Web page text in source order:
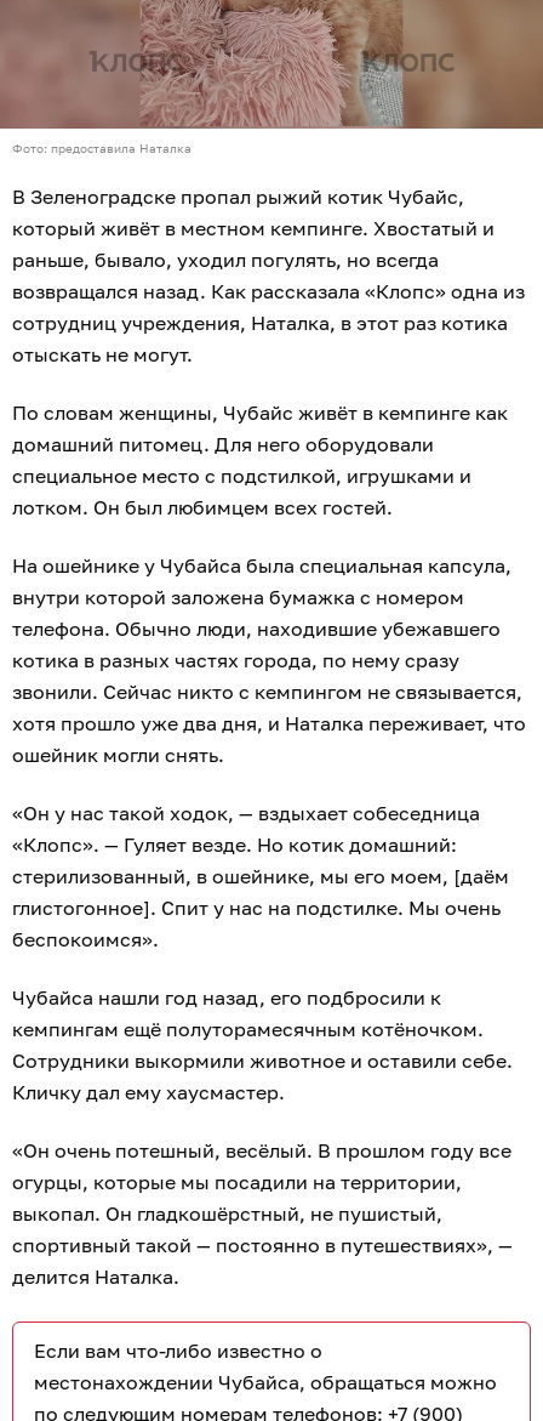
Фото: предоставила Наталка
В Зеленоградске пропал рыжий котик Чубайс,
который живёт в местном кемпинге. Хвостатый и
раньше, бывало, уходил погулять, но всегда
возвращался назад. Как рассказала «Клопс» одна из
сотрудниц учреждения, Наталка, в этот раз котика
отыскать не могут.
По словам женщины, Чубайс живёт в кемпинге как
домашний питомец. Для него оборудовали
специальное место с подстилкой, игрушками и
лотком. Он был любимцем всех гостей.
На ошейнике у Чубайса была специальная капсула,
внутри которой заложена бумажка с номером
телефона. Обычно люди, находившие убежавшего
котика в разных частях города, по нему сразу
звонили. Сейчас никто с кемпингом не связывается,
хотя прошло уже два дня, и Наталка переживает, что
ошейник могли снять.
«Он у нас такой ходок, — вздыхает собеседница
«Клопс». — Гуляет везде. Но котик домашний:
стерилизованный, в ошейнике, мы его моем, [даём
глистогонное]. Спит у нас на подстилке. Мы очень
беспокоимся».
Чубайса нашли год назад, его подбросили к
кемпингам ещё полуторамесячным котёночком.
Сотрудники выкормили животное и оставили себе.
Кличку дал ему хаусмастер.
«Он очень потешный, весёлый. В прошлом году все
огурцы, которые мы посадили на территории,
выкопал. Он гладкошёрстный, не пушистый,
спортивный такой — постоянно в путешествиях», —
делится Наталка.
Если вам что-либо известно о
местонахождении Чубайса, обращаться можно
по следующим номерам телефонов: +7 (900)